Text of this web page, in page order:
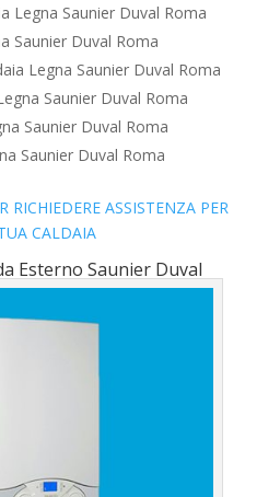
Legna Saunier Duval Roma
Saunier Duval Roma
Legna Saunier Duval Roma
Saunier Duval Roma
Saunier Duval Roma
Saunier Duval Roma
ASSISTENZA PER
CALDAIA
Esterno Saunier Duval